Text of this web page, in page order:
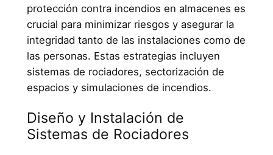
protección contra incendios en almacenes es
crucial para minimizar riesgos y asegurar la
integridad tanto de las instalaciones como de
las personas. Estas estrategias incluyen
sistemas de rociadores, sectorización de
espacios y simulaciones de incendios.
Diseño y Instalación de
Sistemas de Rociadores